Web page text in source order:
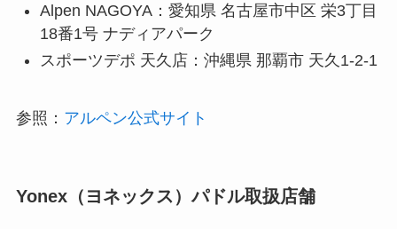
Alpen NAGOYA：愛知県 名古屋市中区 栄3丁目
18番1号 ナディアパーク
スポーツデポ 天久店：沖縄県 那覇市 天久1-2-1
参照： アルペン公式サイト
Yonex（ヨネックス）パドル取扱店舗